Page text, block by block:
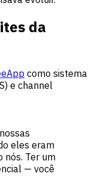
da
como sistema
e channel
eles eram
nós. Ter um
— você